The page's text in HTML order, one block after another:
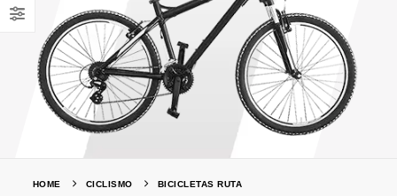
HOME CICLISMO BICICLETAS RUTA